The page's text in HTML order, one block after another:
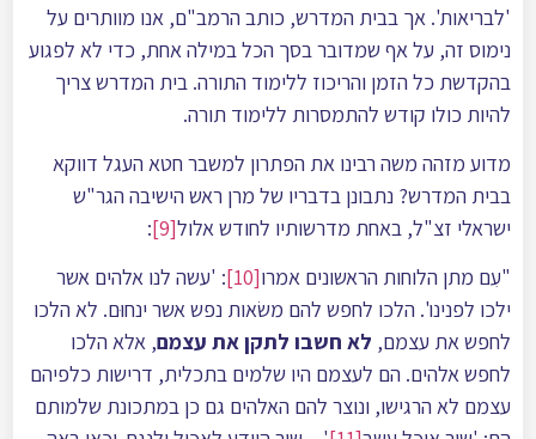
'לבריאות'. אך בבית המדרש, כותב הרמב"ם, אנו מוותרים על
נימוס זה, על אף שמדובר בסך הכל במילה אחת, כדי לא לפגוע
בהקדשת כל הזמן והריכוז ללימוד התורה. בית המדרש צריך
להיות כולו קודש להתמסרות ללימוד תורה.
מדוע מזהה משה רבינו את הפתרון למשבר חטא העגל דווקא
בבית המדרש? נתבונן בדבריו של מרן ראש הישיבה הגר"ש
ישראלי זצ"ל, באחת מדרשותיו לחודש אלול[9]
:
"עִם מתן הלוחות הראשונים אמרו[10]
: 'עשה לנו אלהים אשר
ילכו לפנינו'. הלכו לחפש להם משׂאות נפש אשר ינחוּם. לא הלכו
לחפש את עצמם, לא חשבו לתקן את עצמם, אלא הלכו
לחפש אלהים. הם לעצמם היו שלמים בתכלית, דרישות כלפיהם
עצמם לא הרגישו, ונוצר להם האלהים גם כן במתכונת שלמותם